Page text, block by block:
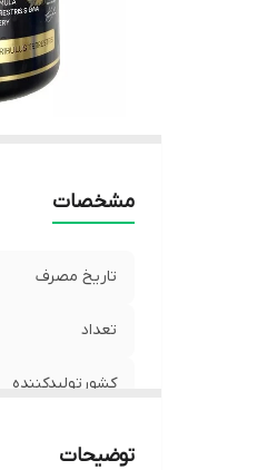
مشخصات
تاریخ مصرف
تعداد
کشورتولیدکننده
توضیحات